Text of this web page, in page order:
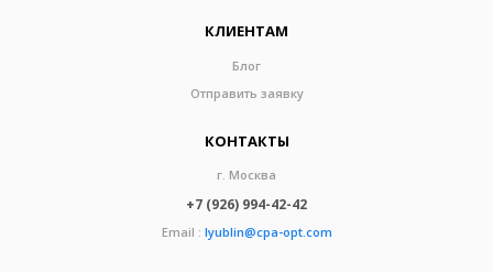
КЛИЕНТАМ
Блог
Отправить заявку
КОНТАКТЫ
г. Москва
+7 (926) 994-42-42
Email : lyublin@cpa-opt.com